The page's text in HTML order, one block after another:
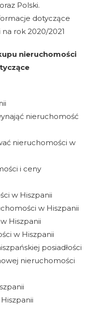
Polski.
dotyczące
rok 2020/2021
nieruchomości
nieruchomość
nieruchomości w
i ceny
w Hiszpanii
w Hiszpanii
Hiszpanii
w Hiszpanii
posiadłości
nieruchomości